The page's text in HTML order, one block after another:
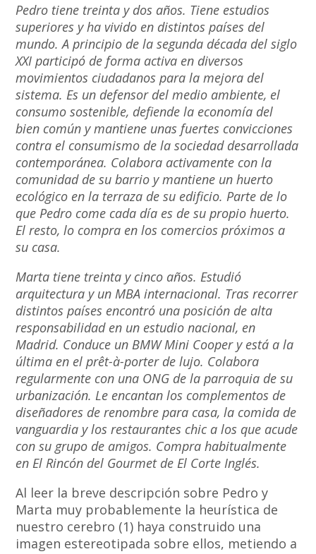
Pedro tiene treinta y dos años. Tiene estudios
superiores y ha vivido en distintos países del
mundo. A principio de la segunda década del siglo
XXI participó de forma activa en diversos
movimientos ciudadanos para la mejora del
sistema. Es un defensor del medio ambiente, el
consumo sostenible, defiende la economía del
bien común y mantiene unas fuertes convicciones
contra el consumismo de la sociedad desarrollada
contemporánea. Colabora activamente con la
comunidad de su barrio y mantiene un huerto
ecológico en la terraza de su edificio. Parte de lo
que Pedro come cada día es de su propio huerto.
El resto, lo compra en los comercios próximos a
su casa.
Marta tiene treinta y cinco años. Estudió
arquitectura y un MBA internacional. Tras recorrer
distintos países encontró una posición de alta
responsabilidad en un estudio nacional, en
Madrid. Conduce un BMW Mini Cooper y está a la
última en el prêt-à-porter de lujo. Colabora
regularmente con una ONG de la parroquia de su
urbanización. Le encantan los complementos de
diseñadores de renombre para casa, la comida de
vanguardia y los restaurantes chic a los que acude
con su grupo de amigos. Compra habitualmente
en El Rincón del Gourmet de El Corte Inglés.
Al leer la breve descripción sobre Pedro y
Marta muy probablemente la heurística de
nuestro cerebro (1) haya construido una
imagen estereotipada sobre ellos, metiendo a